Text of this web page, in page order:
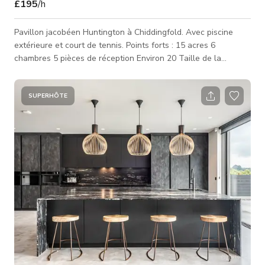
£195/h
Pavillon jacobéen Huntington à Chiddingfold. Avec piscine
extérieure et court de tennis. Points forts : 15 acres 6
chambres 5 pièces de réception Environ 20 Taille de la
de places de parking sur place Niveaux de bruit : Pas de bruit
local Accès aux détails du lieu : Par les portes principales Y a-
t-il des caméras de sécurité ? Quelques-unes Gare la plus
proche : Chiddingfold, Witley Conseil local : Borough de
Waverley
SUPERHÔTE